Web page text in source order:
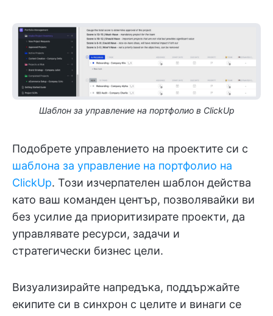
Шаблон за управление на портфолио в ClickUp
Подобрете управлението на проектите си с
шаблона за управление на портфолио на
ClickUp. Този изчерпателен шаблон действа
като ваш команден център, позволявайки ви
без усилие да приоритизирате проекти, да
управлявате ресурси, задачи и
стратегически бизнес цели.
Визуализирайте напредъка, поддържайте
екипите си в синхрон с целите и винаги се